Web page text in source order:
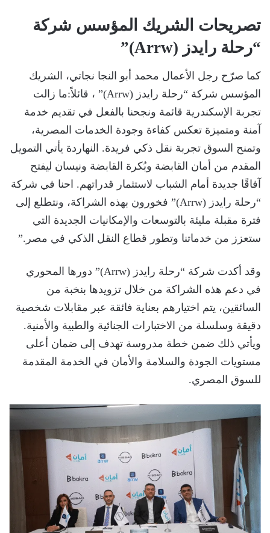
تصريحات الشريك المؤسس شركة
“رحلة رايدز (Arrw)”
كما صرّح رجل الأعمال محمد أبو النجا نجاتي، الشريك
المؤسس شركة “رحلة رايدز (Arrw)” ، قائلاً:ما زالت
تجربة الإسكندرية قائمة ونجحنا بالفعل في تقديم خدمة
آمنة ومتميزة تعكس كفاءة وجودة الخدمات المصرية،
وتمنح السوق تجربة نقل ذكي فريدة. النهاردة يأتي التمويل
المقدم من أمان القابضة وبُكرة القابضة ونيسان ليفتح
آفاقًا جديدة أمام الشباب لاستثمار قدراتهم. احنا في شركة
“رحلة رايدز (Arrw)” فخورون بهذه الشراكة، ونتطلع إلى
فترة مقبلة مليئة بالتوسعات والإمكانيات الجديدة التي
ستعزز من خدماتنا وتطور قطاع النقل الذكي في مصر.”
وقد أكدت شركة “رحلة رايدز (Arrw)” دورها المحوري
في دعم هذه الشراكة من خلال تزويدها بنخبة من
السائقين، يتم اختيارهم بعناية فائقة عبر مقابلات شخصية
دقيقة وسلسلة من الاختبارات الجنائية والطبية والأمنية.
ويأتي ذلك ضمن خطة مدروسة تهدف إلى ضمان أعلى
مستويات الجودة والسلامة والأمان في الخدمة المقدمة
للسوق المصري.